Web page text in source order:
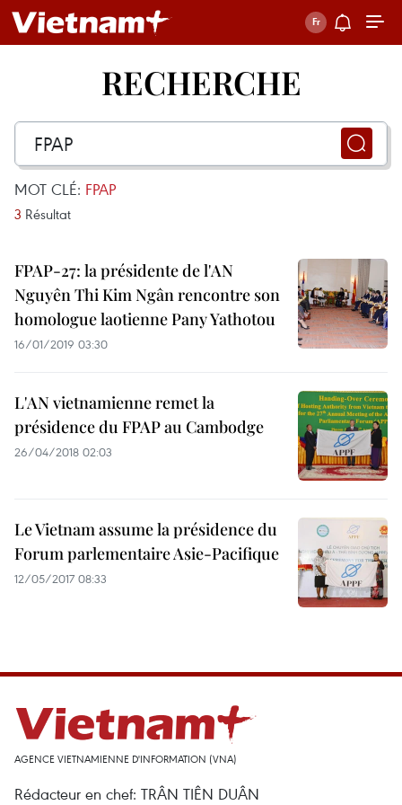
RECHERCHE
MOT CLÉ: FPAP
3 Résultat
FPAP-27: la présidente de l'AN
Nguyên Thi Kim Ngân rencontre son
homologue laotienne Pany Yathotou
16/01/2019 03:30
L'AN vietnamienne remet la
présidence du FPAP au Cambodge
26/04/2018 02:03
Le Vietnam assume la présidence du
Forum parlementaire Asie-Pacifique
12/05/2017 08:33
AGENCE VIETNAMIENNE D'INFORMATION (VNA)
Rédacteur en chef: TRÂN TIÊN DUÂN